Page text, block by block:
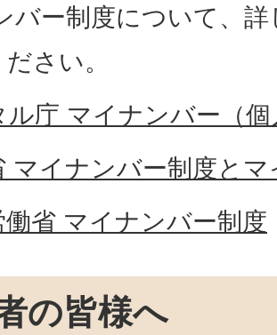
バー制度について、
さい。
ル庁 マイナンバー（個
マイナンバー制度と
働省 マイナンバー制度
の皆様へ